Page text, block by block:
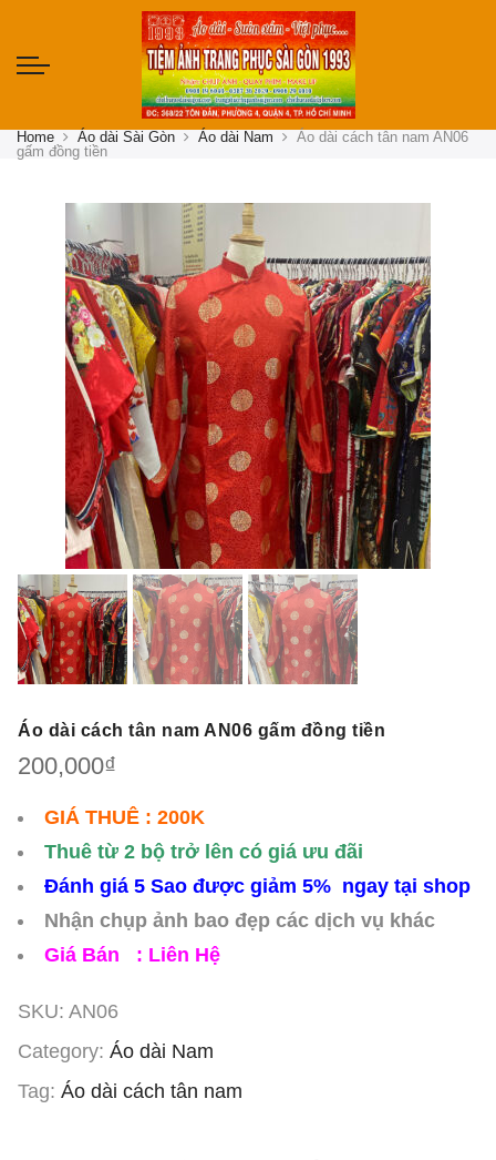
Home Áo dài Sài Gòn Áo dài Nam
Áo dài cách tân nam AN06
gấm đồng tiền
Áo dài cách tân nam AN06 gấm đồng tiền
200,000₫
GIÁ THUÊ : 200K
Thuê từ 2 bộ trở lên có giá ưu đãi
Đánh giá 5 Sao được giảm 5% ngay tại shop
Nhận chụp ảnh bao đẹp các dịch vụ khác
Giá Bán : Liên Hệ
SKU: AN06
Category: Áo dài Nam
Tag: Áo dài cách tân nam